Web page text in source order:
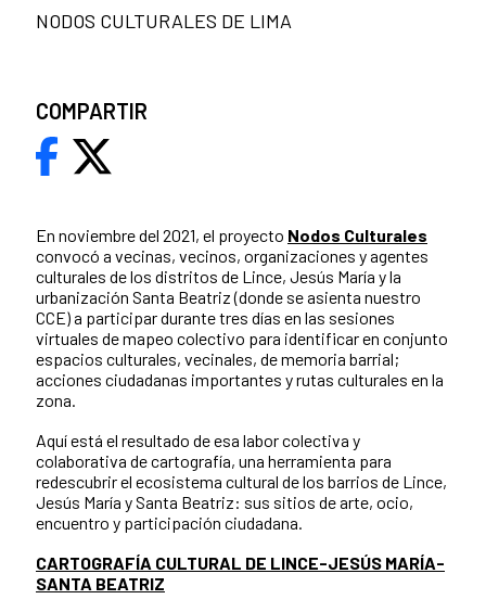
En noviembre del 2021, el proyecto Nodos Culturales
convocó a vecinas, vecinos, organizaciones y agentes
culturales de los distritos de Lince, Jesús María y la
urbanización Santa Beatriz (donde se asienta nuestro
CCE) a participar durante tres días en las sesiones
virtuales de mapeo colectivo para identificar en conjunto
espacios culturales, vecinales, de memoria barrial;
acciones ciudadanas importantes y rutas culturales en la
zona.
Aquí está el resultado de esa labor colectiva y
colaborativa de cartografía, una herramienta para
redescubrir el ecosistema cultural de los barrios de Lince,
Jesús María y Santa Beatriz: sus sitios de arte, ocio,
encuentro y participación ciudadana.
CARTOGRAFÍA CULTURAL DE LINCE-JESÚS MARÍA-
SANTA BEATRIZ
NODOS CULTURALES DE LIMA
COMPARTIR